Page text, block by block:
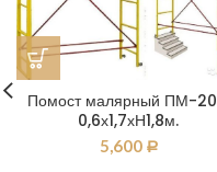
Помост малярный ПМ-
0,6х1,7хН1,8м.
5,600 Р